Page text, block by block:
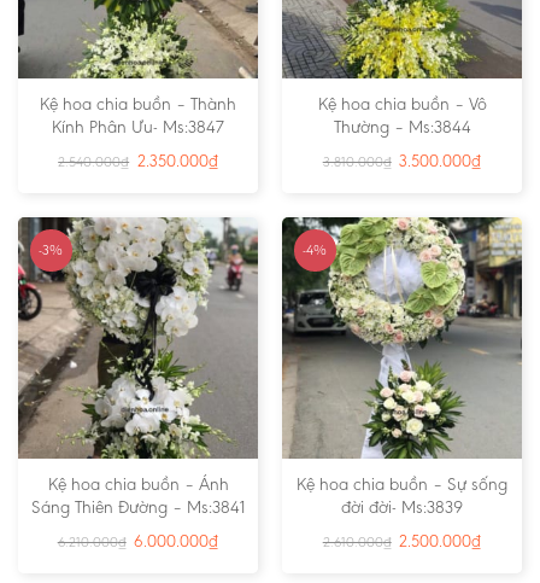
Kệ hoa chia buồn – Thành
Kính Phân Ưu- Ms:3847
2.540.000₫ 2.350.000₫
Kệ hoa chia buồn – Vô
Thường – Ms:3844
3.810.000₫ 3.500.000₫
-3%
Kệ hoa chia buồn – Ánh
Sáng Thiên Đường – Ms:3841
6.210.000₫ 6.000.000₫
-4%
Kệ hoa chia buồn – Sự sống
đời đời- Ms:3839
2.610.000₫ 2.500.000₫